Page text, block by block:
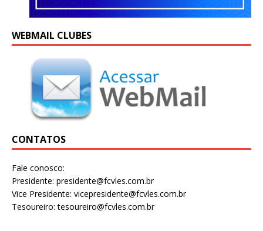
WEBMAIL CLUBES
CONTATOS
Fale conosco:
Presidente: presidente@fcvles.com.br
Vice Presidente: vicepresidente@fcvles.com.br
Tesoureiro: tesoureiro@fcvles.com.br